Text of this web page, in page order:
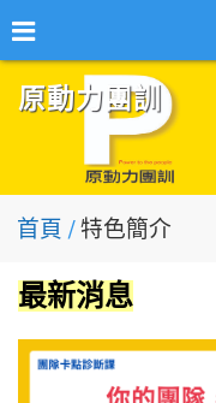
原動力團訓
首頁 特色簡介
最新消息